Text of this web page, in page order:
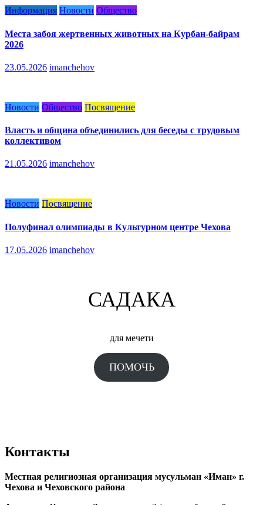
Информация Новости Общество
Места забоя жертвенных животных на Курбан-байрам
2026
23.05.2026 imanchehov
Новости Общество Посвящение
Власть и община объединились для беседы с трудовым
коллективом
21.05.2026 imanchehov
Новости Посвящение
Полуфинал олимпиады в Культурном центре Чехова
17.05.2026 imanchehov
САДАКА
для мечети
ПОМОЧЬ
Контакты
Местная религиозная организация мусульман «Иман» г.
Чехова и Чеховского района